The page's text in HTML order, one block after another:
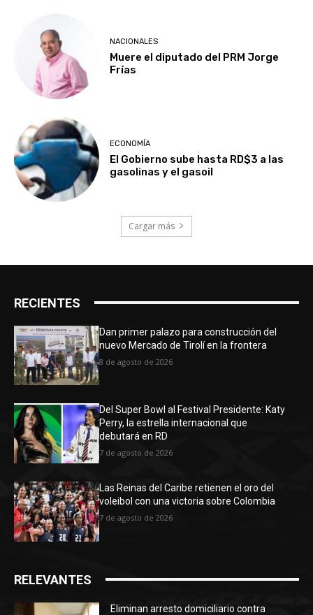
NACIONALES
Muere el diputado del PRM Jorge
Frías
ECONOMÍA
El Gobierno sube hasta RD$3 a las
gasolinas y el gasoil
Cargar más
RECIENTES
Dan primer palazo para construcción del
nuevo Mercado de Tirolí en la frontera
8 de agosto de 2026
Del Super Bowl al Festival Presidente: Katy
Perry, la estrella internacional que
debutará en RD
7 de agosto de 2026
Las Reinas del Caribe retienen el oro del
voleibol con una victoria sobre Colombia
7 de agosto de 2026
RELEVANTES
Eliminan arresto domiciliario contra